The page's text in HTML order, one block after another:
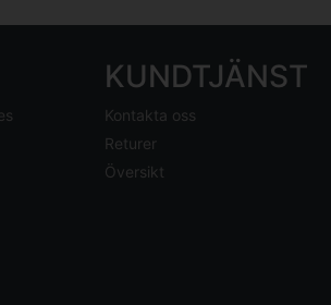
KUNDTJÄNST
Kontakta oss
Returer
Översikt